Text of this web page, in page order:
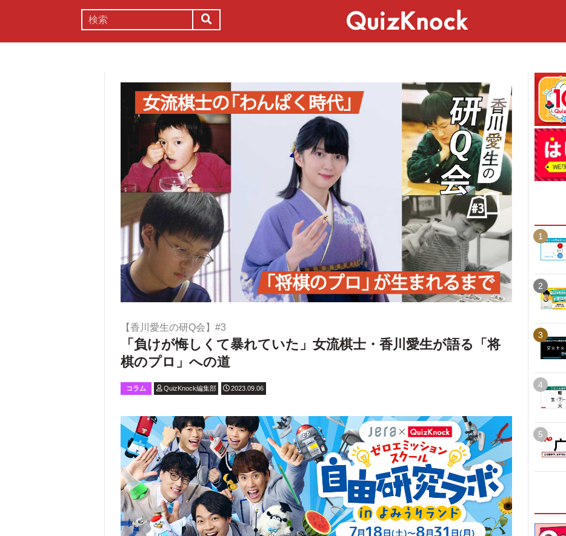
【香川愛生の研Q会】#3
「負けが悔しくて暴れていた」女流棋士・香川愛生が語る「将
棋のプロ」への道
コラム QuizKnock編集部 2023.09.06
1
2
3
4
5